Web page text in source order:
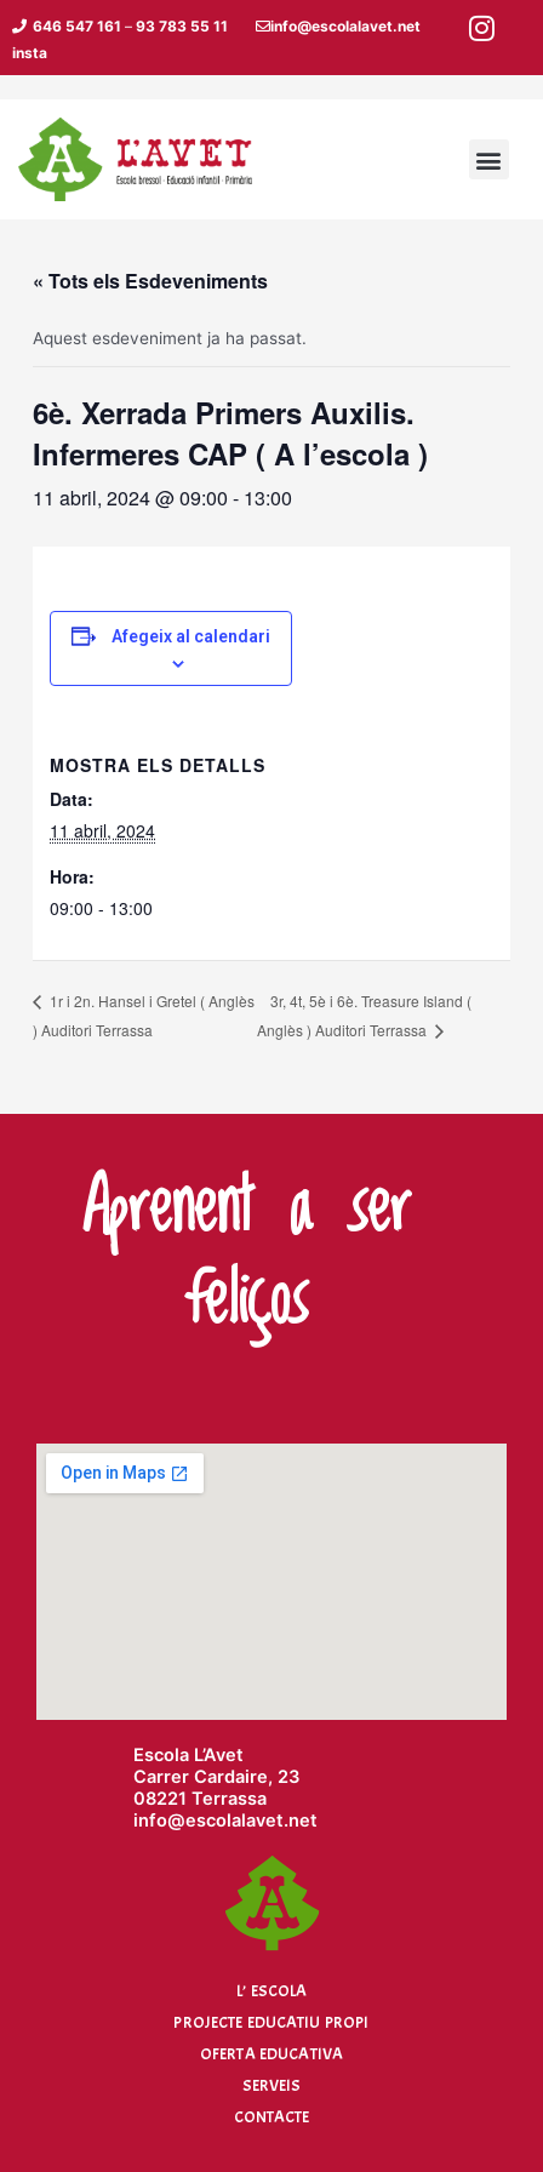
contingut
646 547 161 – 93 783 55 11
info@escolalavet.net
insta
« Tots els Esdeveniments
Aquest esdeveniment ja ha passat.
6è. Xerrada Primers Auxilis.
Infermeres CAP ( A l’escola )
11 abril, 2024 @ 09:00 - 13:00
Afegeix al calendari
MOSTRA ELS DETALLS
Data:
11 abril, 2024
Hora:
09:00 - 13:00
1r i 2n. Hansel i Gretel ( Anglès
) Auditori Terrassa
3r, 4t, 5è i 6è. Treasure Island (
Anglès ) Auditori Terrassa
Aprenent a ser
feliços
Escola L’Avet
Carrer Cardaire, 23
08221 Terrassa
info@escolalavet.net
L’ ESCOLA
PROJECTE EDUCATIU PROPI
OFERTA EDUCATIVA
SERVEIS
CONTACTE